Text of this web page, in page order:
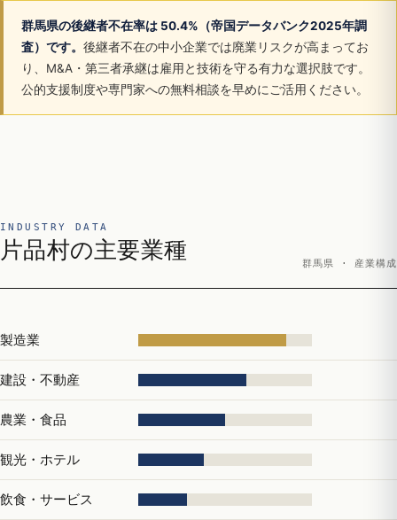
群馬県の後継者不在率は 50.4%（帝国データバンク2025年調
査）です。 後継者不在の中小企業では廃業リスクが高まってお
り、M&A・第三者承継は雇用と技術を守る有力な選択肢です。
公的支援制度や専門家への無料相談を早めにご活用ください。
INDUSTRY DATA
片品村の主要業種
群馬県 · 産業構成
製造業
建設・不動産
農業・食品
観光・ホテル
飲食・サービス